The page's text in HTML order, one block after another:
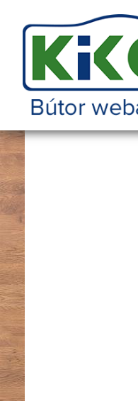
Főoldal Bútorok